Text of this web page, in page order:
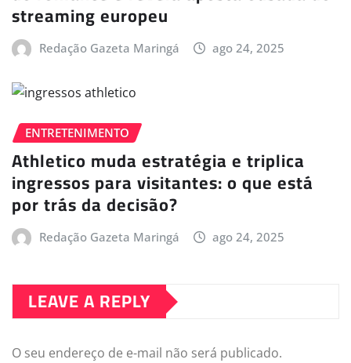
streaming europeu
Redação Gazeta Maringá ago 24, 2025
ENTRETENIMENTO
Athletico muda estratégia e triplica
ingressos para visitantes: o que está
por trás da decisão?
Redação Gazeta Maringá ago 24, 2025
LEAVE A REPLY
O seu endereço de e-mail não será publicado.